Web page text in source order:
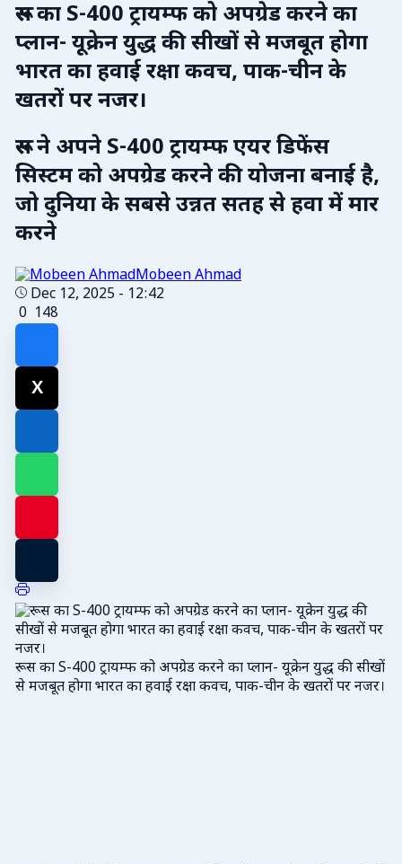
रूस का S-400 ट्रायम्फ को अपग्रेड करने का
प्लान- यूक्रेन युद्ध की सीखों से मजबूत होगा
भारत का हवाई रक्षा कवच, पाक-चीन के
खतरों पर नजर।
रूस ने अपने S-400 ट्रायम्फ एयर डिफेंस
सिस्टम को अपग्रेड करने की योजना बनाई है,
जो दुनिया के सबसे उन्नत सतह से हवा में मार
करने
Mobeen Ahmad
Dec 12, 2025 - 12:42
0 148
रूस का S-400 ट्रायम्फ को अपग्रेड करने का प्लान- यूक्रेन युद्ध की सीखों
से मजबूत होगा भारत का हवाई रक्षा कवच, पाक-चीन के खतरों पर नजर।